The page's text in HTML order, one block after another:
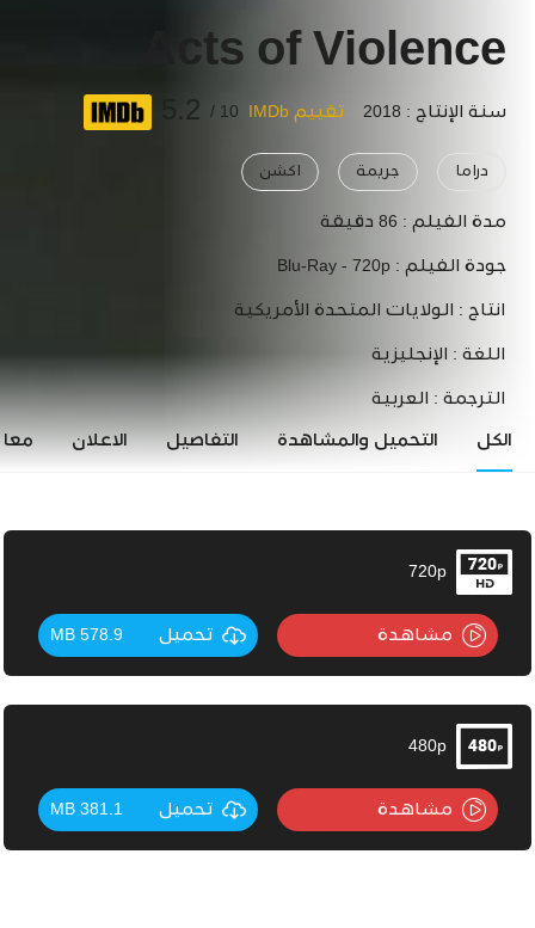
Acts of Violence
سنة الإنتاج : 2018 تقييم IMDb 10 /
5.2
دراما جريمة اكشن
مدة الفيلم : 86 دقيقة
جودة الفيلم : Blu-Ray - 720p
انتاج : الولايات المتحدة الأمريكية
اللغة : الإنجليزية
الترجمة : العربية
الكل التحميل والمشاهدة التفاصيل الاعلان
720p
مشاهدة تحميل 578.9 MB
480p
مشاهدة تحميل 381.1 MB